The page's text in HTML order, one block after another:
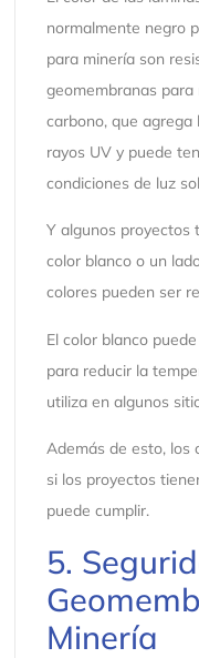
normalmente negro
para minería son
geomembranas
carbono, que agrega
rayos UV y puede
condiciones de luz
Y algunos proyectos
color blanco o un
colores pueden ser
El color blanco
para reducir la
utiliza en algunos
Además de esto, los
si los proyectos
puede cumplir.
5.
Minería